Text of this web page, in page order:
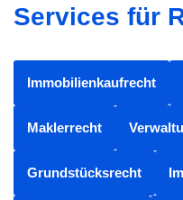
Services für
Immobilienkaufrecht
Maklerrecht
Grundstücksrecht